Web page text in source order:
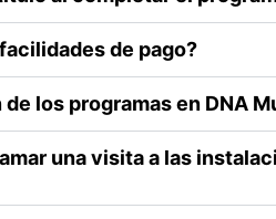
de pago?
los programas en DNA
una visita a las